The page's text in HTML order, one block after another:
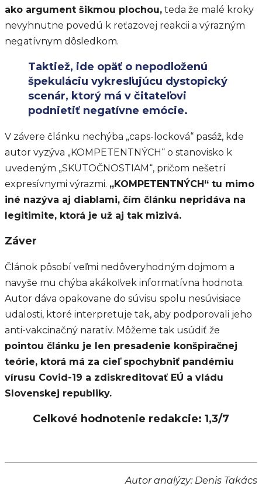
ako argument šikmou plochou, teda že malé kroky
nevyhnutne povedú k reťazovej reakcii a výrazným
negatívnym dôsledkom.
Taktiež, ide opäť o nepodloženú
špekuláciu vykresľujúcu dystopický
scenár, ktorý má v čitateľovi
podnietiť negatívne emócie.
V závere článku nechýba „caps-locková“ pasáž, kde
autor vyzýva „KOMPETENTNÝCH“ o stanovisko k
uvedeným „SKUTOČNOSTIAM“, pričom nešetrí
expresívnymi výrazmi. „KOMPETENTNÝCH“ tu mimo
iné nazýva aj diablami, čím článku nepridáva na
legitimite, ktorá je už aj tak mizivá.
Záver
Článok pôsobí veľmi nedôveryhodným dojmom a
navyše mu chýba akákoľvek informatívna hodnota.
Autor dáva opakovane do súvisu spolu nesúvisiace
udalosti, ktoré interpretuje tak, aby podporovali jeho
anti-vakcinačný naratív. Môžeme tak usúdiť že
pointou článku je len presadenie konšpiračnej
teórie, ktorá má za cieľ spochybniť pandémiu
vírusu Covid-19 a zdiskreditovať EÚ a vládu
Slovenskej republiky.
Celkové hodnotenie redakcie: 1,3/7
Autor analýzy: Denis Takács